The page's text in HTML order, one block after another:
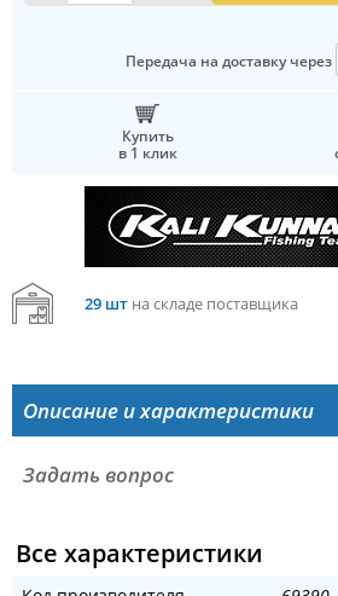
Передача на доставку через
Купить
в 1 клик
29 штна складе поставщика
Описание и характеристики
Задать вопрос
Все характеристики